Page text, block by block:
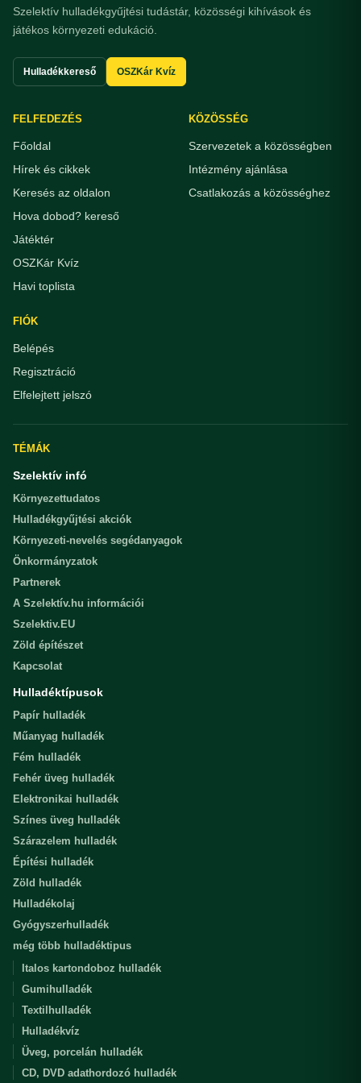
Szelektív hulladékgyűjtési tudástár, közösségi kihívások és
játékos környezeti edukáció.
Hulladékkereső OSZKár Kvíz
FELFEDEZÉS
Főoldal
Hírek és cikkek
Keresés az oldalon
Hova dobod? kereső
Játéktér
OSZKár Kvíz
Havi toplista
KÖZÖSSÉG
Szervezetek a közösségben
Intézmény ajánlása
Csatlakozás a közösséghez
FIÓK
Belépés
Regisztráció
Elfelejtett jelszó
TÉMÁK
Szelektív infó
Környezettudatos
Hulladékgyűjtési akciók
Környezeti-nevelés segédanyagok
Önkormányzatok
Partnerek
A Szelektív.hu információi
Szelektiv.EU
Zöld építészet
Kapcsolat
Hulladéktípusok
Papír hulladék
Műanyag hulladék
Fém hulladék
Fehér üveg hulladék
Elektronikai hulladék
Színes üveg hulladék
Szárazelem hulladék
Építési hulladék
Zöld hulladék
Hulladékolaj
Gyógyszerhulladék
még több hulladéktipus
Italos kartondoboz hulladék
Gumihulladék
Textilhulladék
Hulladékvíz
Üveg, porcelán hulladék
CD, DVD adathordozó hulladék